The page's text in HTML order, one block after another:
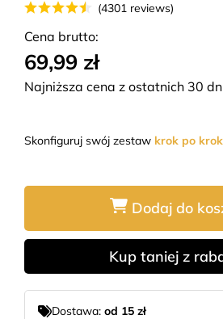
(4301 reviews)
Cena brutto:
69,99 zł
Najniższa cena z ostatnich 30
Skonfiguruj swój zestaw krok po
Dodaj do
Kup taniej z
Dostawa: od 15 zł